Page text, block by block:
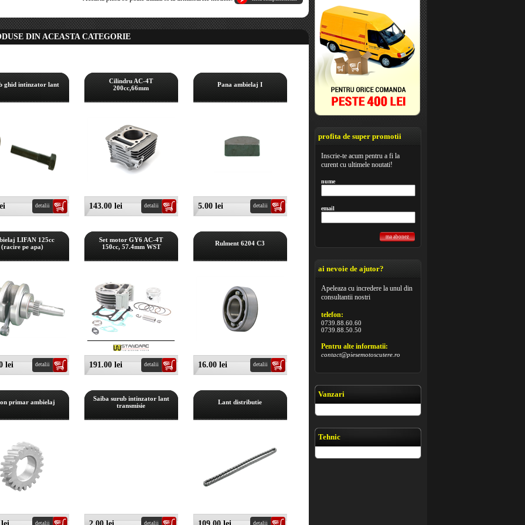
DIN ACEASTA CATEGORIE
ghid intinzator lant
detalii
Cilindru AC-4T
200cc,66mm
143.00 lei detalii
Pana ambielaj I
5.00 lei detalii
LIFAN 125cc
(racire pe apa)
lei detalii
Set motor GY6 AC-4T
150cc, 57.4mm WST
191.00 lei detalii
Rulment 6204 C3
16.00 lei detalii
primar ambielaj
detalii
Saiba surub intinzator lant
transmisie
detalii
Lant distributie
detalii
profita de super promotii
Inscrie-te acum pentru a fi la
curent cu ultimele noutati!
nume
email
ma abonez
ai nevoie de ajutor?
Apeleaza cu incredere la unul din
consultantii nostri
telefon:
0739.88.60.60
0739.88.50.50
Pentru alte informatii:
contact@piesemotoscutere.ro
Vanzari
Tehnic